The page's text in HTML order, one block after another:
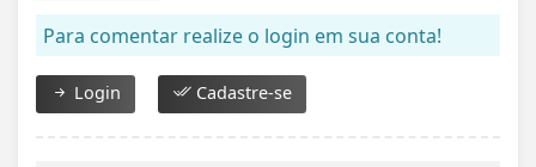
Para comentar realize o login em sua conta!
Login Cadastre-se